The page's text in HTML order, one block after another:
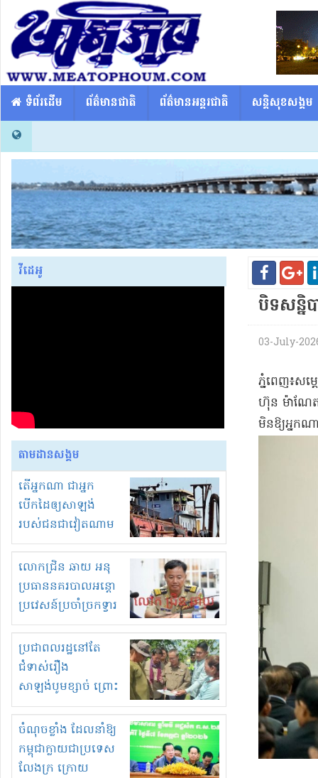
​​ ទំព័រដើម ព័ត៌មានជាតិ ព័ត៌មានអន្តរជាតិ សន្តិសុខសង្គម
វីដេអូ
តាមដានសង្គម
តើអ្នកណា ជាអ្នក
បើកដៃឲ្យសាឡង់
របស់ជនជាវៀតណាម
ចូល មកខុស
ច្បាប់លួចបូមខ្សាច់នៅ
ក្នុងប្រទេសកម្ពុជា
លោកជ្រិន ឆាយ អនុ
ប្រធាននគរបាលអន្តោ
ប្រវេសន៍ប្រចាំច្រកទ្វារ
ព្រំដែនភ្នំឌិន និងឈ្មួញ
មួយចំនួនទៀត
កំពង់តែគុបគិតគ្នា
ធ្វើសកម្មភាពរកស៊ីនិង
ស្តុកទំនិញគេចពន្ធ?
ប្រជាពលរដ្ឋនៅតែ
ជំទាស់រឿង
សាឡង់បូមខ្សាច់ ព្រោះ
ខ្លាចបាក់ច្រាំងទៀត!
ចំណុចខ្លាំង ដែលនាំឱ្យ
កម្ពុជាក្លាយជាប្រទេស
លែងក្រ ក្រោយ
បិទ​សន្និ
03-July-
ភ្នំពេញ​៖​សម្
ហ៊ុន ម៉ា​ណែ​ត
មិនឱ្យ​អ្នកណ